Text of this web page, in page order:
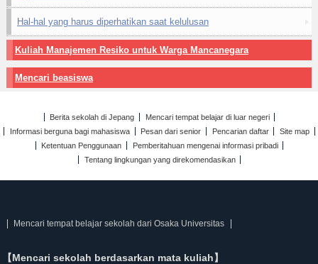
Hal-hal yang harus diperhatikan saat kelulusan
Kuliah Manajemen Resiko untuk Warga Mancanegara
Mencari beasiswa
Berita sekolah di Jepang
Mencari tempat belajar di luar negeri
Informasi berguna bagi mahasiswa
Pesan dari senior Pencarian daftar
Site map
Ketentuan Penggunaan
Pemberitahuan mengenai informasi pribadi
Tentang lingkungan yang direkomendasikan
Mencari tempat belajar sekolah dari Osaka Universitas
【Mencari sekolah berdasarkan mata kuliah】